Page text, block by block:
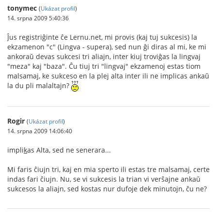
tonymec (Ukázat profil)
14. srpna 2009 5:40:36
Ĵus registriĝinte ĉe Lernu.net, mi provis (kaj tuj sukcesis) la
ekzamenon "c" (Lingva - supera), sed nun ĝi diras al mi, ke mi
ankoraŭ devas sukcesi tri aliajn, inter kiuj troviĝas la lingvaj
"meza" kaj "baza". Ĉu tiuj tri "lingvaj" ekzamenoj estas tiom
malsamaj, ke sukceso en la plej alta inter ili ne implicas ankaŭ
la du pli malaltajn?
Rogir (Ukázat profil)
14. srpna 2009 14:06:40
implikas Alta, sed ne senerara...
Mi faris ĉiujn tri, kaj en mia sperto ili estas tre malsamaj, certe
indas fari ĉiujn. Nu, se vi sukcesis la trian vi verŝajne ankaŭ
sukcesos la aliajn, sed kostas nur dufoje dek minutojn, ĉu ne?